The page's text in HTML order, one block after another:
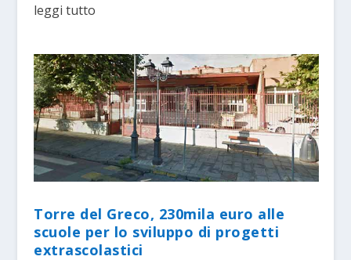
leggi tutto
Torre del Greco, 230mila euro alle
scuole per lo sviluppo di progetti
extrascolastici